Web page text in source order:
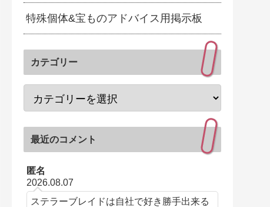
特殊個体&宝ものアドバイス用掲示板
カテゴリー
最近のコメント
匿名
2026.08.07
ステラーブレイドは自社で好き勝手出来る